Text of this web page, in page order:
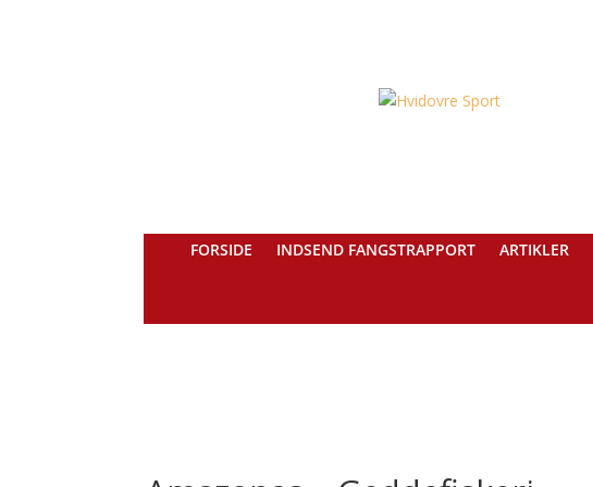
FORSIDE INDSEND FANGSTRAPPORT ARTIKLER